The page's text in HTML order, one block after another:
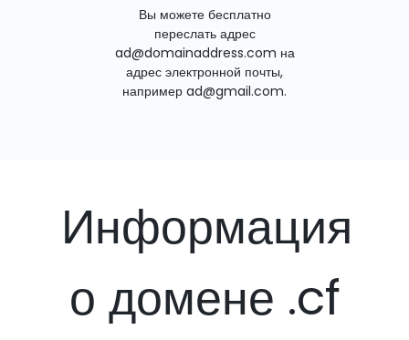
Вы можете бесплатно
переслать адрес
ad@domainaddress.com на
адрес электронной почты,
например ad@gmail.com.
Информация
о домене .cf